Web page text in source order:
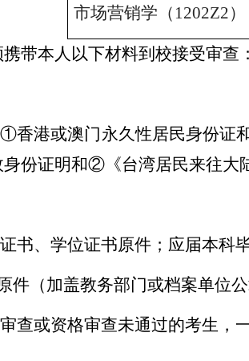
市场营销学（ 1202Z2）
带本人以下材料到校接受审查：
香港或澳门永久性居民身份证
份证明和②《台湾居民来往大
书、学位证书原件；应届本科
件（加盖教务部门或档案单位公
查或资格审查未通过的考生，